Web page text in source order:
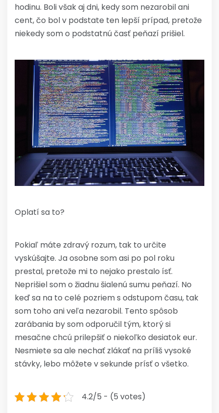
hodinu. Boli však aj dni, kedy som nezarobil ani
cent, čo bol v podstate ten lepší prípad, pretože
niekedy som o podstatnú časť peňazí prišiel.
Oplatí sa to?
Pokiaľ máte zdravý rozum, tak to určite
vyskúšajte. Ja osobne som asi po pol roku
prestal, pretože mi to nejako prestalo ísť.
Neprišiel som o žiadnu šialenú sumu peňazí. No
keď sa na to celé pozriem s odstupom času, tak
som toho ani veľa nezarobil. Tento spôsob
zarábania by som odporučil tým, ktorý si
mesačne chcú prilepšiť o niekoľko desiatok eur.
Nesmiete sa ale nechať zlákať na príliš vysoké
stávky, lebo môžete v sekunde prísť o všetko.
4.2/5 - (5 votes)